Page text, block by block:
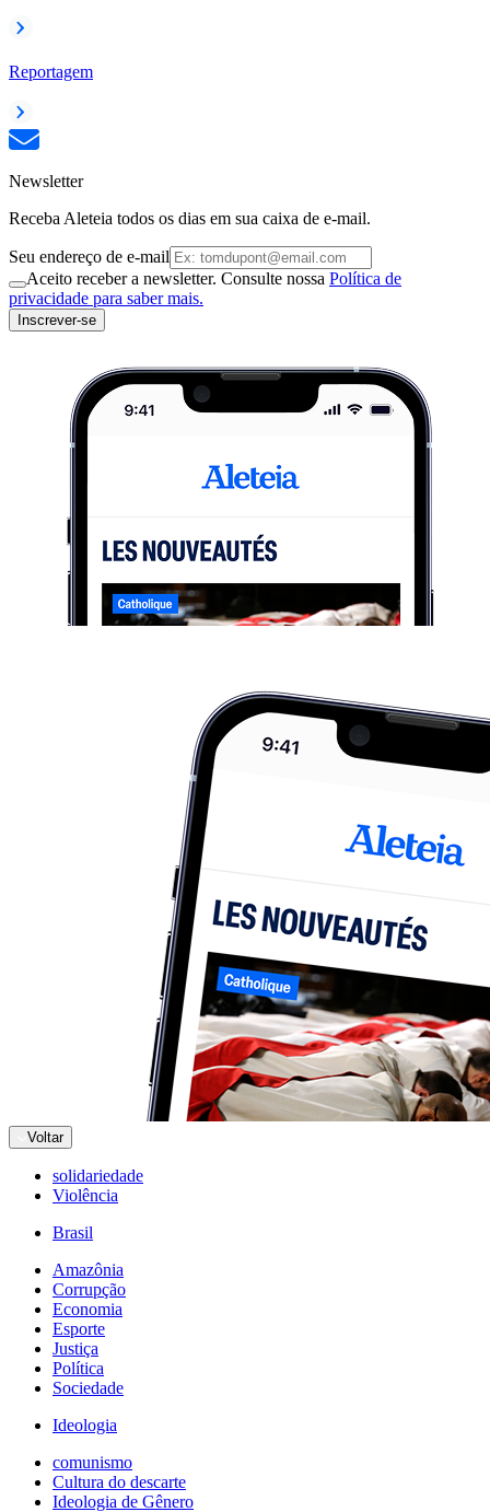
Reportagem
Newsletter
Receba Aleteia todos os dias em sua caixa de e-mail.
Seu endereço de e-mail
Aceito receber a newsletter. Consulte nossa Política de
privacidade para saber mais.
Inscrever-se
Voltar
solidariedade
Violência
Brasil
Amazônia
Corrupção
Economia
Esporte
Justiça
Política
Sociedade
Ideologia
comunismo
Cultura do descarte
Ideologia de Gênero